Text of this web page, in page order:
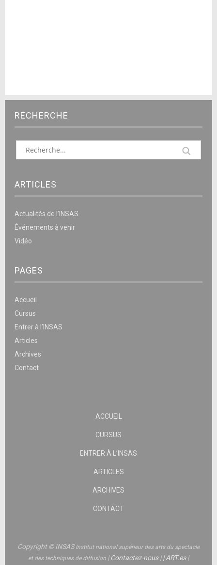
RECHERCHE
ARTICLES
Actualités de l’INSAS
Événements à venir
Vidéo
PAGES
Accueil
Cursus
Entrer à l’INSAS
Articles
Archives
Contact
ACCUEIL
CURSUS
ENTRER À L’INSAS
ARTICLES
ARCHIVES
CONTACT
Copyright © INSASInstitut national supérieur des arts du spectacle
et des techniques de diffusion |Contactez-nous||ART.es|